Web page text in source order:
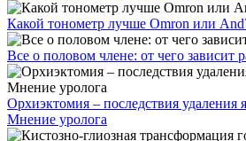
Какой тонометр лучше Omron или
Все о половом члене: от чего зависит
Орхиэктомия – последствия удаления
Мнение уролога